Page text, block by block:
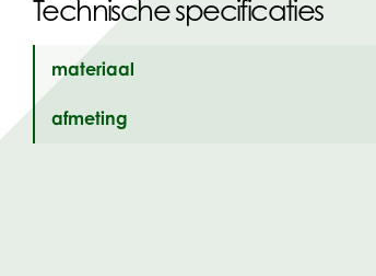
Technische specificaties
materiaal
afmeting